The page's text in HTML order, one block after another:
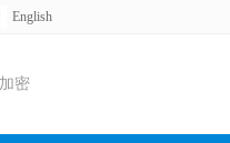
English
密